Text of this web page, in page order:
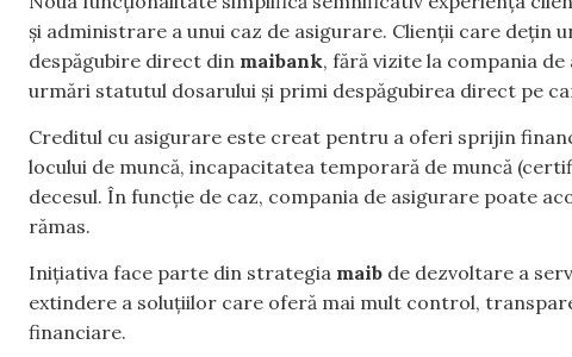
și administrare a unui caz de asigurare. Clienții care
despăgubire direct din maibank, fără vizite la compania
urmări statutul dosarului și primi despăgubirea direct pe
Creditul cu asigurare este creat pentru a oferi sprijin
locului de muncă, incapacitatea temporară de muncă
decesul. În funcție de caz, compania de asigurare poate
rămas.
Inițiativa face parte din strategia maib de dezvoltare a
extindere a soluțiilor care oferă mai mult control,
financiare.